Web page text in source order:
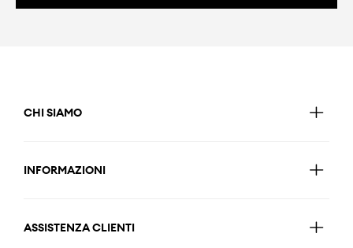
CHI SIAMO
INFORMAZIONI
ASSISTENZA CLIENTI